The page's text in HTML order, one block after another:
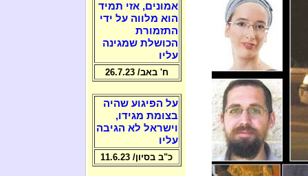
אמונים, אזי תמיד
הוא מלווה על ידי
התזמורת
הכושלת שמגינה
עליו
ח' באב/ 26.7.23
על הפיגוע שהיה
בצומת מגידו,
וישראל לא הגיבה
עליו
כ"ב בסיון/ 11.6.23